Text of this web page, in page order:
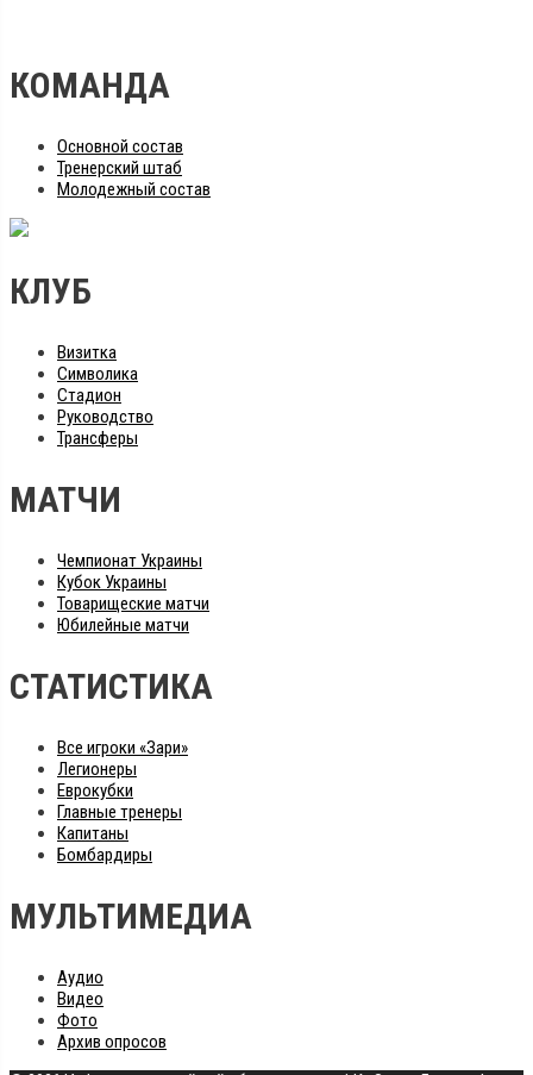
КОМАНДА
Основной состав
Тренерский штаб
Молодежный состав
КЛУБ
Визитка
Символика
Стадион
Руководство
Трансферы
МАТЧИ
Чемпионат Украины
Кубок Украины
Товарищеские матчи
Юбилейные матчи
СТАТИСТИКА
Все игроки «Зари»
Легионеры
Еврокубки
Главные тренеры
Капитаны
Бомбардиры
МУЛЬТИМЕДИА
Аудио
Видео
Фото
Архив опросов